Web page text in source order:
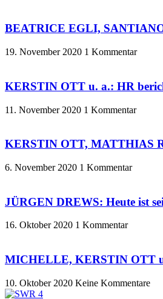
BEATRICE EGLI,
19. November 2020 1 Kommentar
KERSTIN OTT u. a.: HR
11. November 2020 1 Kommentar
KERSTIN OTT, MATTHIAS
6. November 2020 1 Kommentar
JÜRGEN DREWS: Heute ist
16. Oktober 2020 1 Kommentar
MICHELLE, KERSTIN OTT
10. Oktober 2020 Keine Kommentare